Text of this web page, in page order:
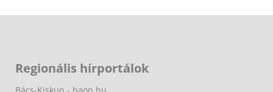
Regionális hírportálok